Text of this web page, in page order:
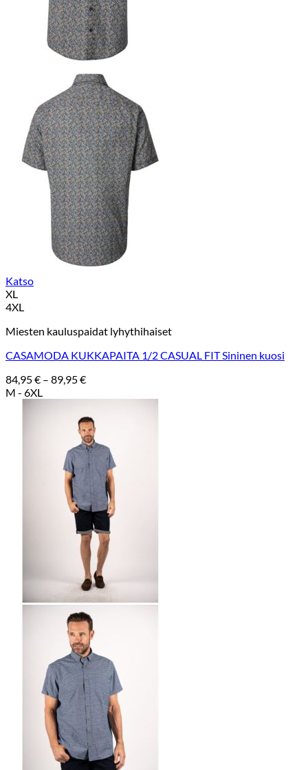
Katso
XL
4XL
Miesten kauluspaidat lyhythihaiset
CASAMODA KUKKAPAITA 1/2 CASUAL FIT Sininen kuosi
84,95€ – 89,95€Hintaluokka:
89,95 €
M - 6XL